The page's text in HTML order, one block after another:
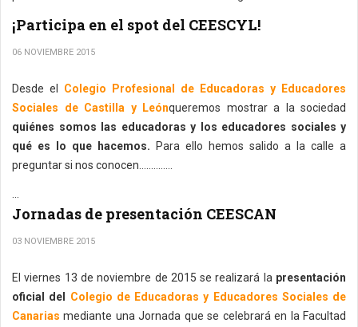
¡Participa en el spot del CEESCYL!
06 NOVIEMBRE 2015
Desde el Colegio Profesional de Educadoras y Educadores
Sociales de Castilla y Leónqueremos mostrar a la sociedad
quiénes somos las educadoras y los educadores sociales y
qué es lo que hacemos. Para ello hemos salido a la calle a
preguntar si nos conocen…...........
Jornadas de presentación CEESCAN
03 NOVIEMBRE 2015
El viernes 13 de noviembre de 2015 se realizará la presentación
oficial del Colegio de Educadoras y Educadores Sociales de
Canarias mediante una Jornada que se celebrará en la Facultad